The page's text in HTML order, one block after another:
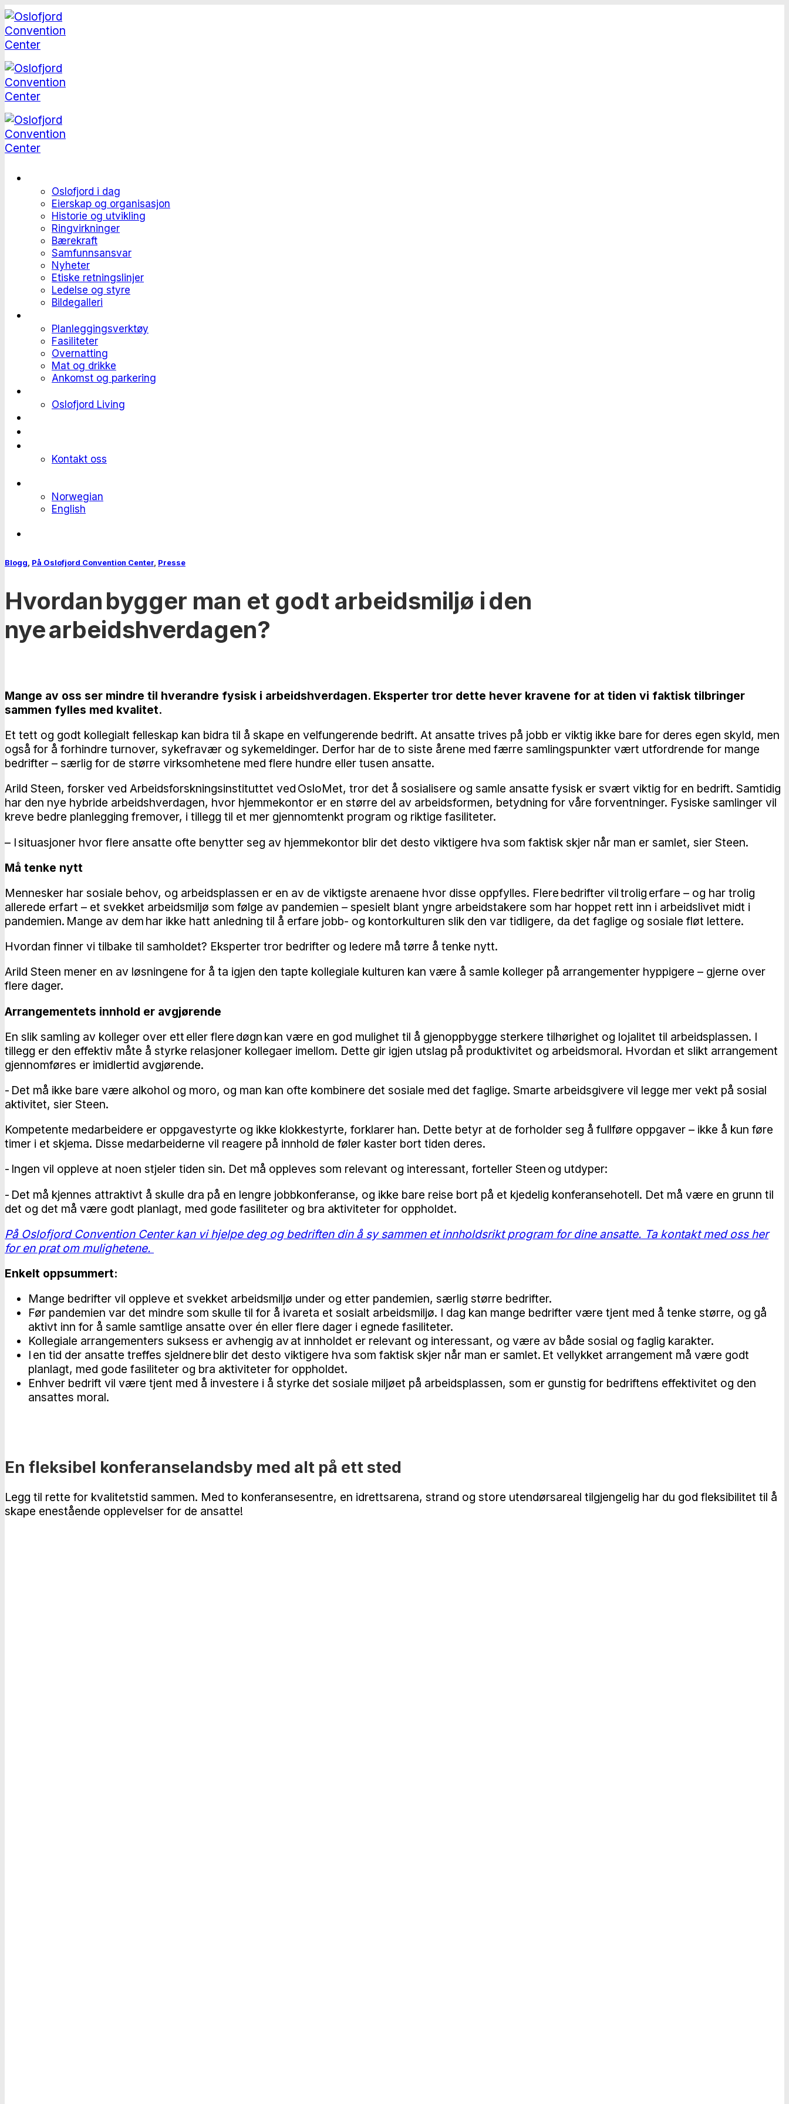
Skip
to
content
Oslofjord i dag
Eierskap og organisasjon
Historie og utvikling
Ringvirkninger
Bærekraft
Samfunnsansvar
Nyheter
Etiske retningslinjer
Ledelse og styre
Bildegalleri
Planleggingsverktøy
Fasiliteter
Overnatting
Mat og drikke
Ankomst og parkering
Oslofjord Living
Kontakt oss
Norwegian
English
Blogg På Oslofjord Convention Center Presse
Hvordan bygger man et godt arbeidsmiljø i den
nye arbeidshverdagen?
Mange av oss ser mindre til hverandre fysisk i arbeidshverdagen. Eksperter tror dette hever kravene for at tiden vi faktisk tilbringer
sammen fylles med kvalitet.
Et tett og godt kollegialt felleskap kan bidra til å skape en velfungerende bedrift. At ansatte trives på jobb er viktig ikke bare for deres egen skyld, men
også for å forhindre turnover, sykefravær og sykemeldinger. Derfor har de to siste årene med færre samlingspunkter vært utfordrende for mange
bedrifter – særlig for de større virksomhetene med flere hundre eller tusen ansatte.
Arild Steen, forsker ved Arbeidsforskningsinstituttet ved OsloMet, tror det å sosialisere og samle ansatte fysisk er svært viktig for en bedrift. Samtidig
har den nye hybride arbeidshverdagen, hvor hjemmekontor er en større del av arbeidsformen, betydning for våre forventninger. Fysiske samlinger vil
kreve bedre planlegging fremover, i tillegg til et mer gjennomtenkt program og riktige fasiliteter.
– I situasjoner hvor flere ansatte ofte benytter seg av hjemmekontor blir det desto viktigere hva som faktisk skjer når man er samlet, sier Steen.
Må tenke nytt
Mennesker har sosiale behov, og arbeidsplassen er en av de viktigste arenaene hvor disse oppfylles. Flere bedrifter vil trolig erfare – og har trolig
allerede erfart – et svekket arbeidsmiljø som følge av pandemien – spesielt blant yngre arbeidstakere som har hoppet rett inn i arbeidslivet midt i
pandemien. Mange av dem har ikke hatt anledning til å erfare jobb- og kontorkulturen slik den var tidligere, da det faglige og sosiale fløt lettere.
Hvordan finner vi tilbake til samholdet? Eksperter tror bedrifter og ledere må tørre å tenke nytt.
Arild Steen mener en av løsningene for å ta igjen den tapte kollegiale kulturen kan være å samle kolleger på arrangementer hyppigere – gjerne over
flere dager.
Arrangementets innhold er avgjørende
En slik samling av kolleger over ett eller flere døgn kan være en god mulighet til å gjenoppbygge sterkere tilhørighet og lojalitet til arbeidsplassen. I
tillegg er den effektiv måte å styrke relasjoner kollegaer imellom. Dette gir igjen utslag på produktivitet og arbeidsmoral. Hvordan et slikt arrangement
gjennomføres er imidlertid avgjørende.
- Det må ikke bare være alkohol og moro, og man kan ofte kombinere det sosiale med det faglige. Smarte arbeidsgivere vil legge mer vekt på sosial
aktivitet, sier Steen.
Kompetente medarbeidere er oppgavestyrte og ikke klokkestyrte, forklarer han. Dette betyr at de forholder seg å fullføre oppgaver – ikke å kun føre
timer i et skjema. Disse medarbeiderne vil reagere på innhold de føler kaster bort tiden deres.
- Ingen vil oppleve at noen stjeler tiden sin. Det må oppleves som relevant og interessant, forteller Steen og utdyper:
- Det må kjennes attraktivt å skulle dra på en lengre jobbkonferanse, og ikke bare reise bort på et kjedelig konferansehotell. Det må være en grunn til
det og det må være godt planlagt, med gode fasiliteter og bra aktiviteter for oppholdet.
På Oslofjord Convention Center kan vi hjelpe deg og bedriften din å sy sammen et innholdsrikt program for dine ansatte. Ta kontakt med oss her
for en prat om mulighetene.
Enkelt oppsummert:
Mange bedrifter vil oppleve et svekket arbeidsmiljø under og etter pandemien, særlig større bedrifter.
Før pandemien var det mindre som skulle til for å ivareta et sosialt arbeidsmiljø. I dag kan mange bedrifter være tjent med å tenke større, og gå
aktivt inn for å samle samtlige ansatte over én eller flere dager i egnede fasiliteter.
Kollegiale arrangementers suksess er avhengig av at innholdet er relevant og interessant, og være av både sosial og faglig karakter.
I en tid der ansatte treffes sjeldnere blir det desto viktigere hva som faktisk skjer når man er samlet. Et vellykket arrangement må være godt
planlagt, med gode fasiliteter og bra aktiviteter for oppholdet.
Enhver bedrift vil være tjent med å investere i å styrke det sosiale miljøet på arbeidsplassen, som er gunstig for bedriftens effektivitet og den
ansattes moral.
En fleksibel konferanselandsby med alt på ett sted
Legg til rette for kvalitetstid sammen. Med to konferansesentre, en idrettsarena, strand og store utendørsareal tilgjengelig har du god fleksibilitet til å
skape enestående opplevelser for de ansatte!